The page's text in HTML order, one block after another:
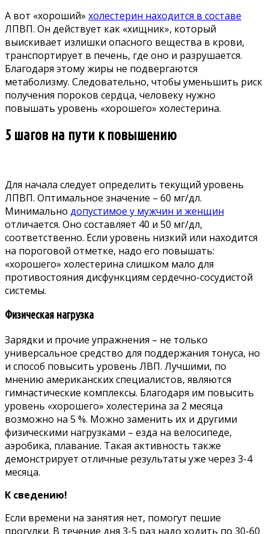
А вот «хороший» холестерин находится в составе
ЛПВП. Он действует как «хищник», который
выискивает излишки опасного вещества в крови,
транспортирует в печень, где оно и разрушается.
Благодаря этому жиры не подвергаются
метаболизму. Следовательно, чтобы уменьшить риск
получения пороков сердца, человеку нужно
повышать уровень «хорошего» холестерина.
5 шагов на пути к повышению
Для начала следует определить текущий уровень
ЛПВП. Оптимальное значение – 60 мг/дл.
Минимально допустимое у мужчин и женщин
отличается. Оно составляет 40 и 50 мг/дл,
соответственно. Если уровень низкий или находится
на пороговой отметке, надо его повышать:
«хорошего» холестерина слишком мало для
противостояния дисфункциям сердечно-сосудистой
системы.
Физическая нагрузка
Зарядки и прочие упражнения – не только
универсальное средство для поддержания тонуса, но
и способ повысить уровень ЛВП. Лучшими, по
мнению американских специалистов, являются
гимнастические комплексы. Благодаря им повысить
уровень «хорошего» холестерина за 2 месяца
возможно на 5 %. Можно заменить их и другими
физическими нагрузками – езда на велосипеде,
аэробика, плавание. Такая активность также
демонстрирует отличные результаты уже через 3-4
месяца.
К сведению!
Если времени на занятия нет, помогут пешие
прогулки. В течение дня 3-5 раз надо ходить по 30-60